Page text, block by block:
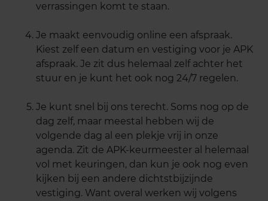
verrassingen komt te staan.
Je maakt eenvoudig online een afspraak.
Kiest zelf een datum en vestiging voor je APK
afspraak. Je zit dus helemaal zelf achter het
stuur en je kunt het ook nog 24/7 regelen.
Je kunt snel bij ons terecht. Soms nog op de
dag zelf, maar meestal hebben wij de
volgende dag al een plekje vrij in onze
agenda. Zit de APK-keurmeester al helemaal
vol met keuringen, dan kun je ook nog even
kijken bij een andere dichtstbijzijnde
vestiging. Want overal werken wij volgens